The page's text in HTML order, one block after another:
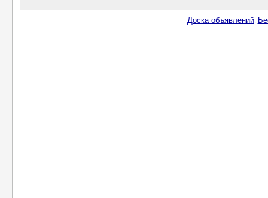
Доска объявлений.